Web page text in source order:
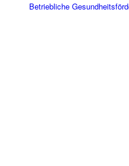
Betriebliche